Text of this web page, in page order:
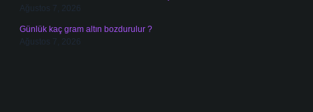
Ağustos 7, 2026
Günlük kaç gram altın bozdurulur ?
Ağustos 7, 2026